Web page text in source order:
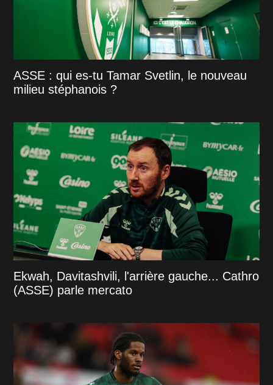
ASSE : qui es-tu Tamar Svetlin, le nouveau
milieu stéphanois ?
Ekwah, Davitashvili, l'arrière gauche... Cathro
(ASSE) parle mercato